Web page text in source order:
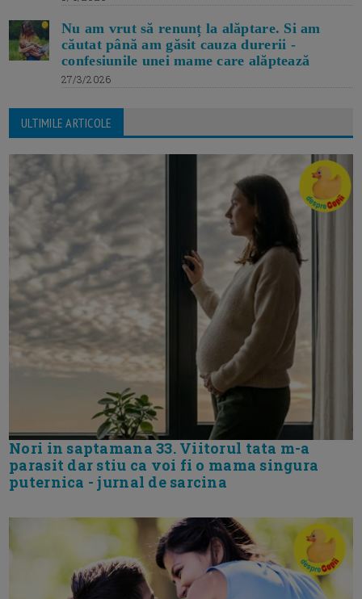
Nu am vrut să renunț la alăptare. Si am
căutat până am găsit cauza durerii -
confesiunile unei mame care alăptează
27/3/2026
ULTIMILE ARTICOLE
Nori in saptamana 33. Viitorul tata m-a
parasit dar stiu ca voi fi o mama singura
puternica - jurnal de sarcina